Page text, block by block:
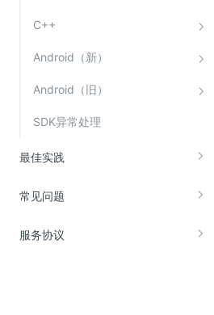
C++
Android（新）
Android（旧）
SDK异常处理
最佳实践
常见问题
服务协议